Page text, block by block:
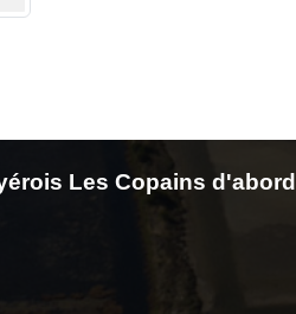
Les Copains d'abord